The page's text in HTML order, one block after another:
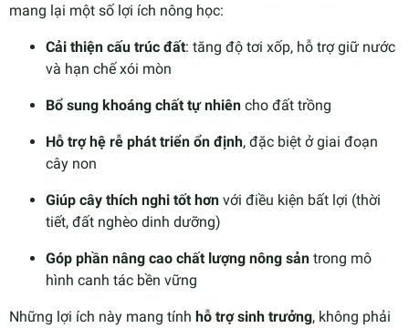
mang lại một số lợi ích nông học:
Cải thiện cấu trúc đất: tăng độ tơi xốp, hỗ trợ giữ nước
và hạn chế xói mòn
Bổ sung khoáng chất tự nhiên cho đất trồng
Hỗ trợ hệ rễ phát triển ổn định, đặc biệt ở giai đoạn
cây non
Giúp cây thích nghi tốt hơn với điều kiện bất lợi (thời
tiết, đất nghèo dinh dưỡng)
Góp phần nâng cao chất lượng nông sản trong mô
hình canh tác bền vững
Những lợi ích này mang tính hỗ trợ sinh trưởng, không phải